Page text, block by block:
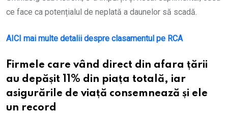
ce face ca potențialul de neplată a daunelor să scadă.
AICI mai multe detalii despre clasamentul pe RCA
Firmele care vând direct din afara țării
au depășit 11% din piața totală, iar
asigurările de viață consemnează și ele
un record